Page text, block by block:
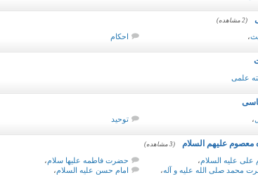
(2 مشاهده)
، احکام
علمی
، توحید
معصوم علیهم السلام (3 مشاهده)
علی علیه السلام، حضرت فاطمه علیها سلام،
محمد صلی الله علیه و آله، امام حسن علیه السلام،